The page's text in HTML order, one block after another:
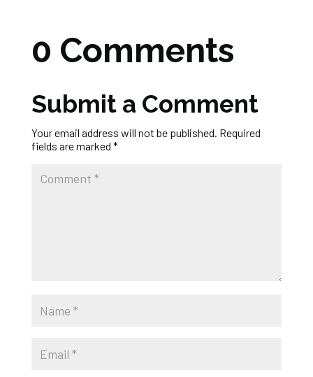
0 Comments
Submit a Comment
Your email address will not be published. Required
fields are marked *